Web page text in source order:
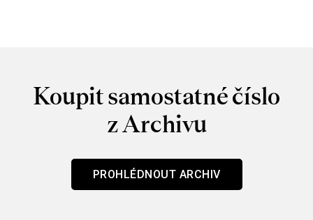
Koupit samostatné číslo
z Archivu
PROHLÉDNOUT ARCHIV